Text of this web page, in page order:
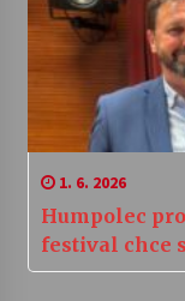
1. 6. 2026
Humpolec
festival chce